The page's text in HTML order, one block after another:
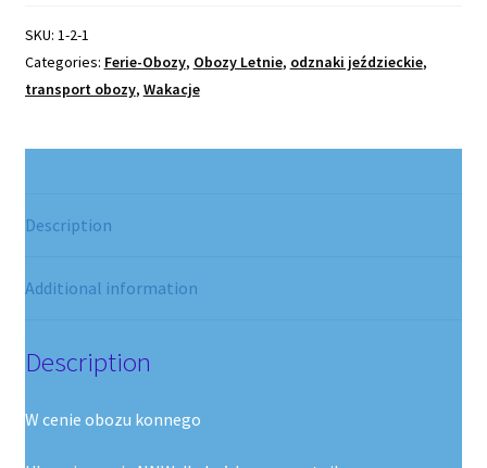
SKU: 1-2-1
Categories: Ferie-Obozy, Obozy Letnie, odznaki jeździeckie,
transport obozy, Wakacje
Description
Additional information
Description
W cenie obozu konnego